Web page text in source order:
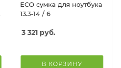
ECO сумка для ноутбука
13.3-14 / 6
3 321 руб.
В КОРЗИНУ